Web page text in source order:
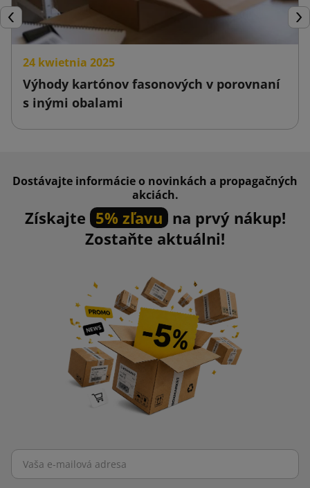
Späť
24 kwietnia 2025
Výhody kartónov fasonových v porovnaní
s inými obalami
Dostávajte informácie o novinkách a propagačných
akciách.
Získajte 5% zľavu na prvý nákup!
Zostaňte aktuálni!